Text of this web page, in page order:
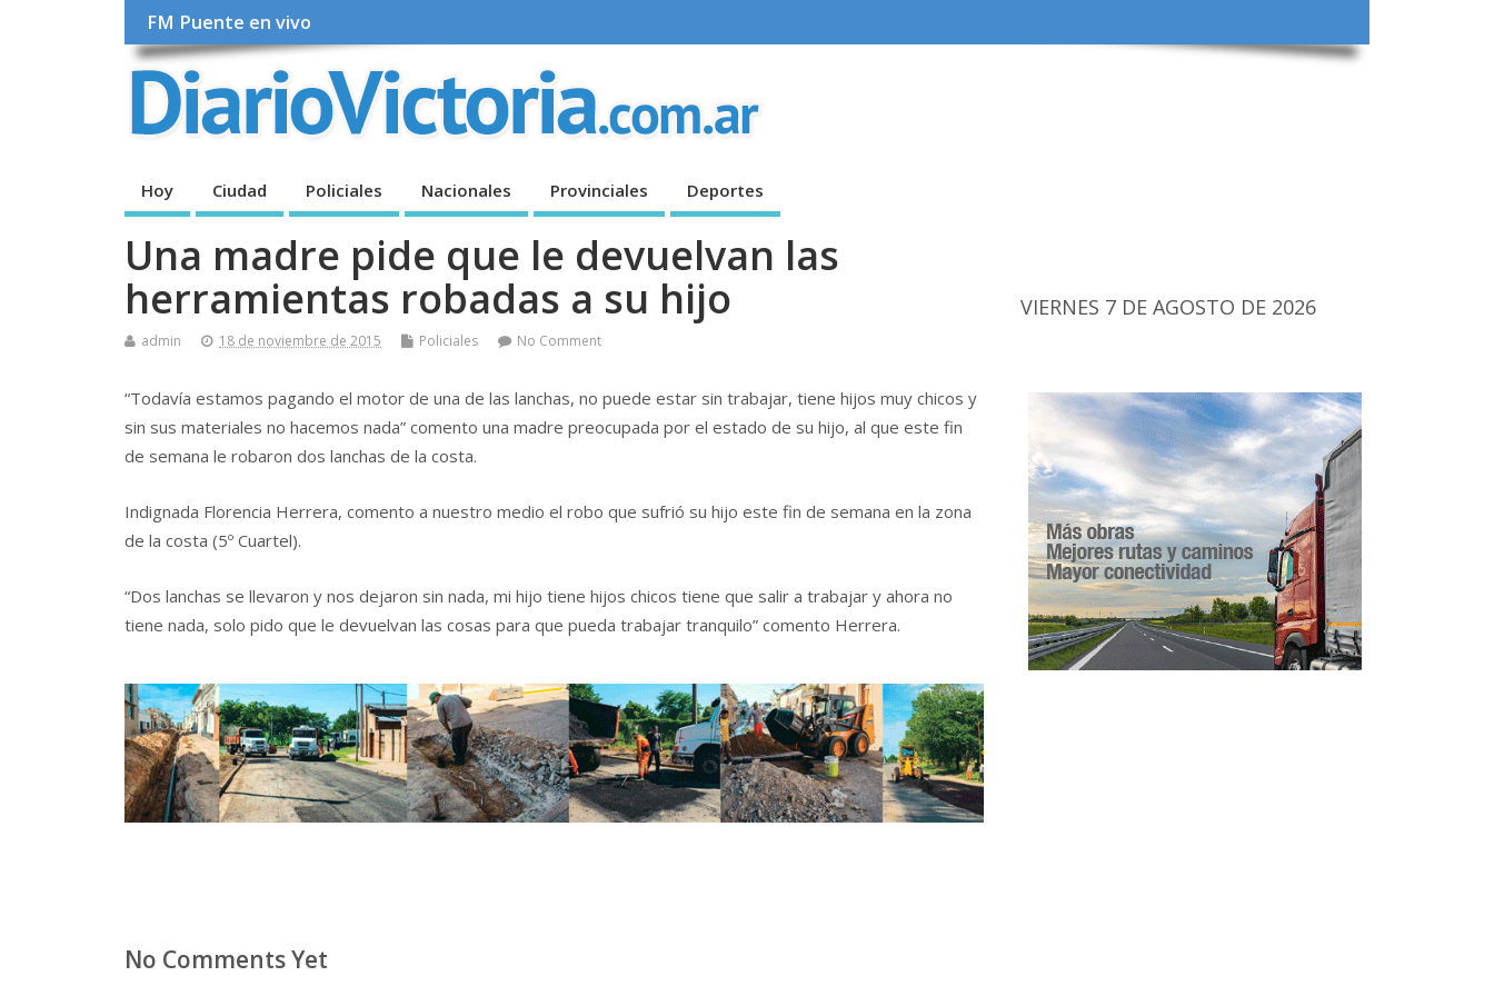
FM Puente en vivo
Hoy Ciudad Policiales Nacionales Provinciales Deportes
Una madre pide que le devuelvan las
herramientas robadas a su hijo
admin 18 de noviembre de 2015 Policiales No Comment
“Todavía estamos pagando el motor de una de las lanchas, no puede estar sin trabajar, tiene hijos muy chicos y
sin sus materiales no hacemos nada” comento una madre preocupada por el estado de su hijo, al que este fin
de semana le robaron dos lanchas de la costa.
Indignada Florencia Herrera, comento a nuestro medio el robo que sufrió su hijo este fin de semana en la zona
de la costa (5º Cuartel).
“Dos lanchas se llevaron y nos dejaron sin nada, mi hijo tiene hijos chicos tiene que salir a trabajar y ahora no
tiene nada, solo pido que le devuelvan las cosas para que pueda trabajar tranquilo” comento Herrera.
No Comments Yet
VIERNES 7 DE AGOSTO DE 2026